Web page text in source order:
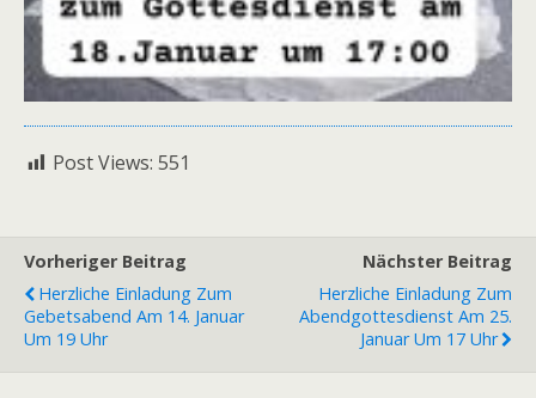
Post Views: 551
Vorheriger Beitrag
Herzliche Einladung Zum
Gebetsabend Am 14. Januar
Um 19 Uhr
Nächster Beitrag
Herzliche Einladung Zum
Abendgottesdienst Am 25.
Januar Um 17 Uhr